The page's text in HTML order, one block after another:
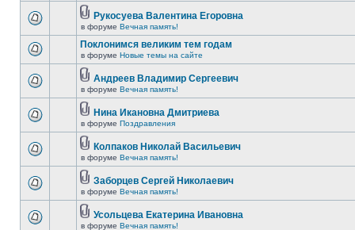
Рукосуева Валентина Егоровна
в форуме Вечная память!
Поклонимся великим тем годам
в форуме Новые темы на сайте
Андреев Владимир Сергеевич
в форуме Вечная память!
Нина Икановна Дмитриева
в форуме Поздравления
Колпаков Николай Васильевич
в форуме Вечная память!
Заборцев Сергей Николаевич
в форуме Вечная память!
Усольцева Екатерина Ивановна
в форуме Вечная память!